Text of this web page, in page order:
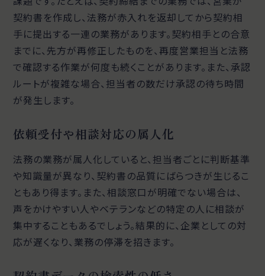
契約書を作成し、法務が赤入れを返却してから契約相
手に提出する一連の業務があります。契約相手との合意
までに、先方が再修正したものを、再度営業担当と法務
で確認する作業が何度も続くことがあります。また、承認
ルートが複雑な場合、担当者の数だけ承認の待ち時間
が発生します。
依頼受付や相談対応の属人化
法務の業務が属人化していると、担当者ごとに判断基準
や知識量が異なり、契約書の品質にばらつきが生じるこ
ともあり得ます。また、相談窓口が明確でない場合は、
声をかけやすい人やベテランなどの特定の人に相談が
集中することもあるでしょう。結果的に、企業としての対
応が遅くなり、業務の停滞を招きます。